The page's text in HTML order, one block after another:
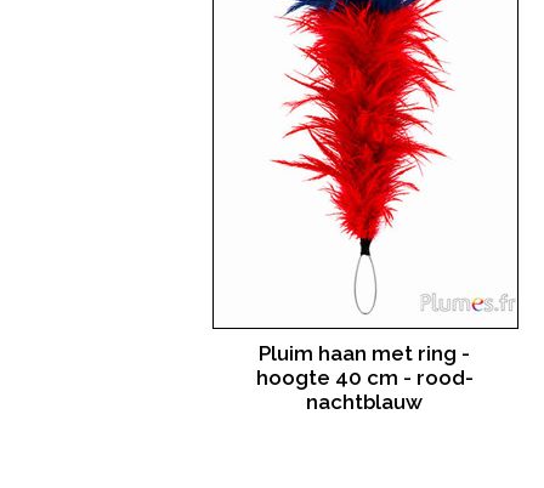
Pluim haan met ring -
hoogte 40 cm - rood-
nachtblauw